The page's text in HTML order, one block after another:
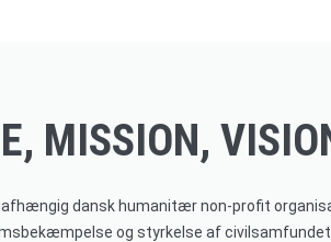
MISSION,
dansk humanitær non-profit
og styrkelse af